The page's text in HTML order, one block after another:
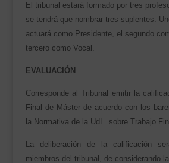
El tribunal estará formado por tres
se tendrá que nombrar tres suplentes.
actuará como Presidente, el segundo
tercero como Vocal.
EVALUACIÓN
Corresponde al Tribunal emitir la
Final de Máster de acuerdo con los
la Normativa de la UdL. sobre Trabajo
La deliberación de la calificación
miembros del tribunal, de considerando